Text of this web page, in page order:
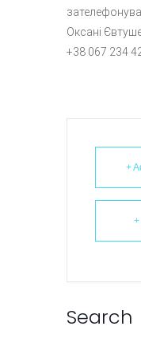
Оксані
+38 067 234
+
Search